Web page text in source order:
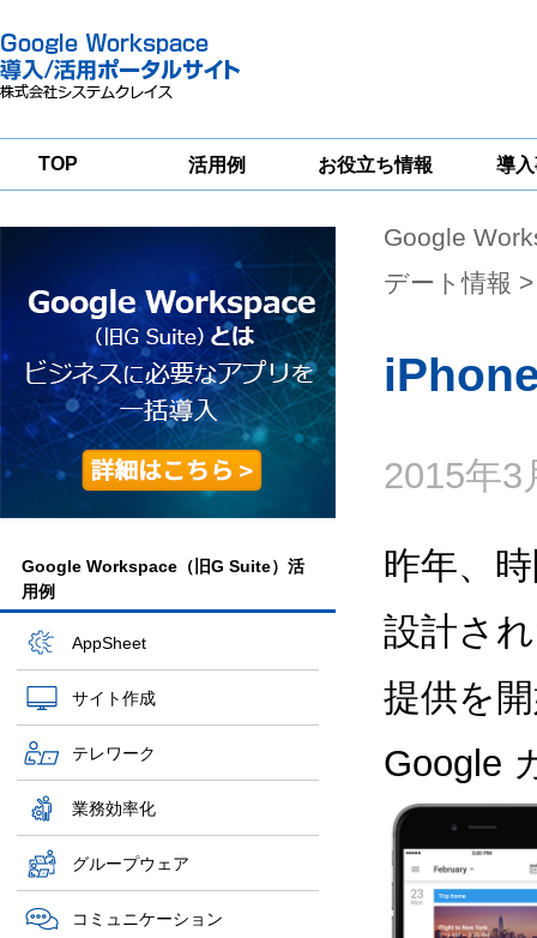
TOP 活用例 お役立ち情報
一
導
グループウェア
移行支援
Google
Workspace
セキュリティ
対策サービス
Google Workspace（旧G Suite）活
用例
AppSheet
サイト作成
テレワーク
業務効率化
グループウェア
コミュニケーション
Google
デート情報
2015年3
昨年、
設計され
提供を
Google